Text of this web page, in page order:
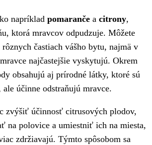
napríklad pomaranče a citrony,
ktorá mravcov odpudzuje. Môžete
častiach vášho bytu, najmä v
najčastejšie vyskytujú. Okrem
obsahujú aj prírodné látky, ktoré sú
účinne odstraňujú mravce.
zvýšiť účinnosť citrusových plodov,
na polovice a umiestniť ich na miesta,
zdržiavajú. Týmto spôsobom sa